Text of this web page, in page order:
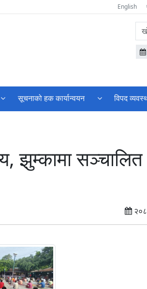
English
सूचनाको हक कार्यान्वयन विपद
झुम्कामा सञ्चालित